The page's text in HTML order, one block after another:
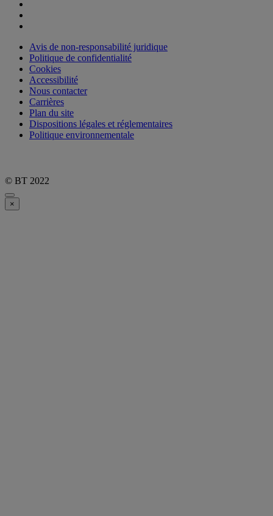
Avis de non-responsabilité juridique
Politique de confidentialité
Cookies
Accessibilité
Nous contacter
Carrières
Plan du site
Dispositions légales et réglementaires
Politique environnementale
© BT 2022
×